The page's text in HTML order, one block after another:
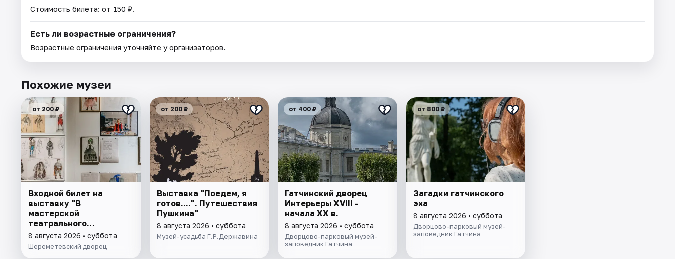
Стоимость билета: от 150 ₽.
Есть ли возрастные ограничения?
Возрастные ограничения уточняйте у организаторов.
Похожие музеи
от 200 ₽
Входной билет на
выставку "В
мастерской
театрального
художника"
8 августа 2026 • суббота
Шереметевский дворец
от 200 ₽
Выставка "Поедем, я
готов....". Путешествия
Пушкина"
8 августа 2026 • суббота
Музей-усадьба Г.Р.Державина
от 400 ₽
Гатчинский дворец
Интерьеры ХVIII -
начала ХХ в.
8 августа 2026 • суббота
Дворцово-парковый музей-
заповедник Гатчина
от 800 ₽
Загадки гатчинского
эха
8 августа 2026 • суббота
Дворцово-парковый музей-
заповедник Гатчина